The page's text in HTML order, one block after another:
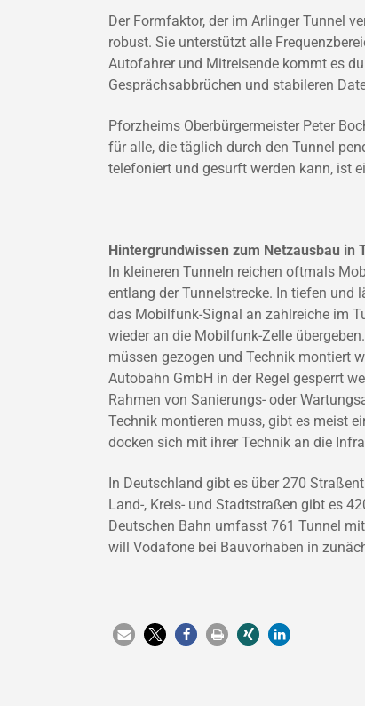
Der Formfaktor, der im Arlinger Tunnel
robust. Sie unterstützt alle
Autofahrer und Mitreisende kommt es
Gesprächsabbrüchen und stabileren
Pforzheims Oberbürgermeister Peter
für alle, die täglich durch den Tunnel
telefoniert und gesurft werden kann, ist
Hintergrundwissen zum Netzausbau in
In kleineren Tunneln reichen oftmals
entlang der Tunnelstrecke. In tiefen und
das Mobilfunk-Signal an zahlreiche im
wieder an die Mobilfunk-Zelle
müssen gezogen und Technik montiert
Autobahn GmbH in der Regel gesperrt
Rahmen von Sanierungs- oder
Technik montieren muss, gibt es meist
docken sich mit ihrer Technik an die
In Deutschland gibt es über 270
Land-, Kreis- und Stadtstraßen gibt es
Deutschen Bahn umfasst 761 Tunnel
will Vodafone bei Bauvorhaben in